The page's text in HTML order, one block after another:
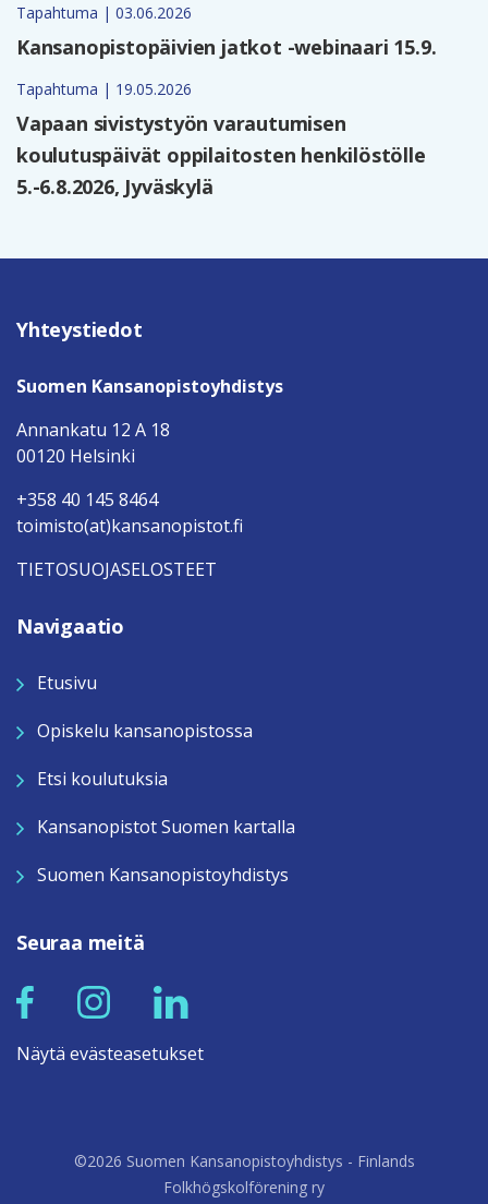
Tapahtuma | 03.06.2026
Kansanopistopäivien jatkot -webinaari 15.9.
Tapahtuma | 19.05.2026
Vapaan sivistystyön varautumisen
koulutuspäivät oppilaitosten henkilöstölle
5.-6.8.2026, Jyväskylä
Yhteystiedot
Suomen Kansanopistoyhdistys
Annankatu 12 A 18
00120 Helsinki
+358 40 145 8464
toimisto(at)kansanopistot.fi
TIETOSUOJASELOSTEET
Navigaatio
Etusivu
Opiskelu kansanopistossa
Etsi koulutuksia
Kansanopistot Suomen kartalla
Suomen Kansanopistoyhdistys
Seuraa meitä
Näytä evästeasetukset
©2026 Suomen Kansanopistoyhdistys - Finlands
Folkhögskolförening ry